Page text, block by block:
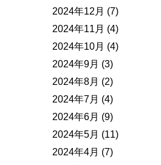
2024年12月 (7)
2024年11月 (4)
2024年10月 (4)
2024年9月 (3)
2024年8月 (2)
2024年7月 (4)
2024年6月 (9)
2024年5月 (11)
2024年4月 (7)